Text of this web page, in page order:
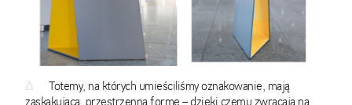
Δ
Totemy, na których umieściliśmy oznakowanie, mają
zaskakującą, przestrzenną formę – dzięki czemu zwracają na